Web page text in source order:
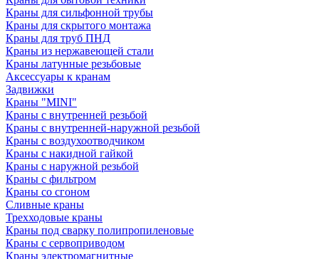
Краны для сильфонной трубы
Краны для скрытого монтажа
Краны для труб ПНД
Краны из нержавеющей стали
Краны латунные резьбовые
Аксессуары к кранам
Задвижки
Краны "MINI"
Краны с внутренней резьбой
Краны с внутренней-наружной резьбой
Краны с воздухоотводчиком
Краны с накидной гайкой
Краны с наружной резьбой
Краны с фильтром
Краны со сгоном
Сливные краны
Трехходовые краны
Краны под сварку полипропиленовые
Краны с сервоприводом
Краны электромагнитные